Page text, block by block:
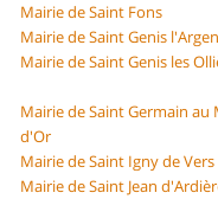
Mairie de Saint Fons
Mairie de Saint Genis
Mairie de Saint Genis les
Mairie de Saint Germain au
d'Or
Mairie de Saint Igny de Vers
Mairie de Saint Jean